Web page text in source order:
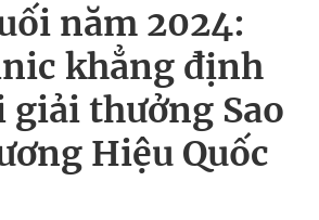
năm 2024:
khẳng định
giải thưởng Sao
Hiệu Quốc